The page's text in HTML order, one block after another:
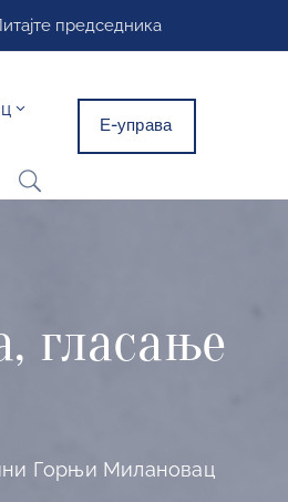
председника
Е-управа
гласање
Горњи Милановац